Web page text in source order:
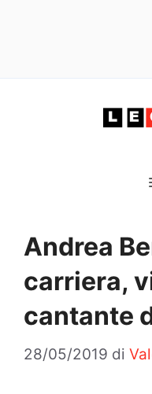
Andrea
carriera,
cantante
28/05/2019 di